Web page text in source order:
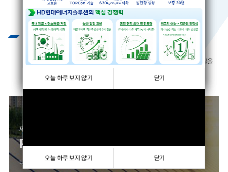
Business
끊임없는 기술개발과 엄격하고 혹독한
제품 테스트를 통하여 제품의 질을
제품 판매 사업
PRODUCTS
다양한 모듈, 인버터 제품을 만나보세요.
오늘 하루 보지 않기 닫기
오늘 하루 보지 않기 닫기
오늘 하루 보지 않기 닫기